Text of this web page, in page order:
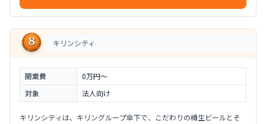
キリンシティ
開業費
0万円〜
対象
法人向け
キリンシティは、キリングループ傘下で、こだわりの樽生ビールとそ